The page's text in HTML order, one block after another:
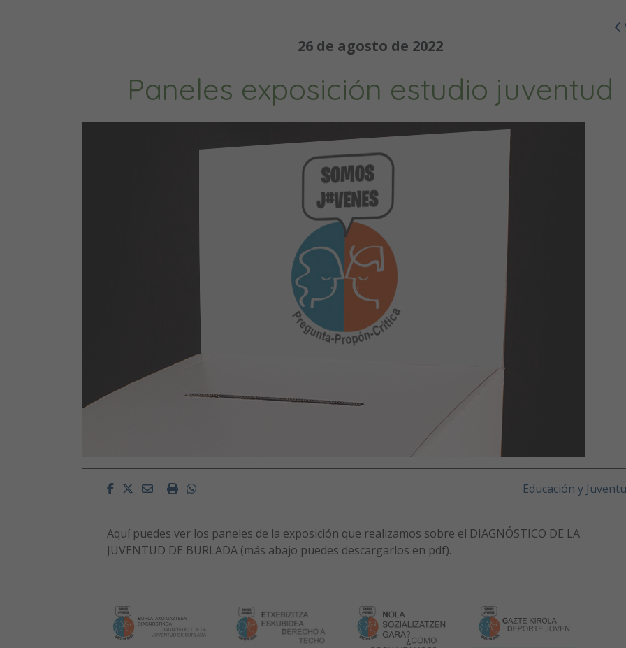
26 de agosto de 2022
Paneles exposición estudio juventud
FacebookTwitterEmailImprimirWhatsapp Educación y
Aquí puedes ver los paneles de la exposición que realizamos sobre el DIAGNÓSTICO DE LA
JUVENTUD DE BURLADA (más abajo puedes descargarlos en pdf).